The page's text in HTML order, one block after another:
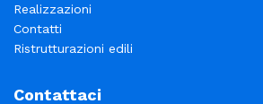
Realizzazioni
Contatti
Ristrutturazioni edili
Contattaci